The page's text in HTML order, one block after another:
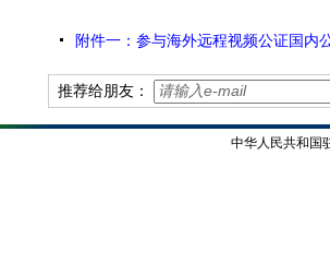
附件一：参与海外远程视频公证国内
推荐给朋友：
中华人民共和国